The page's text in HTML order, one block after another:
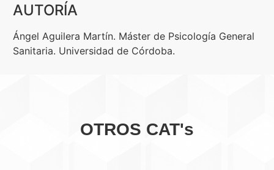
AUTORÍA
Ángel Aguilera Martín. Máster de Psicología General
Sanitaria. Universidad de Córdoba.
OTROS CAT's